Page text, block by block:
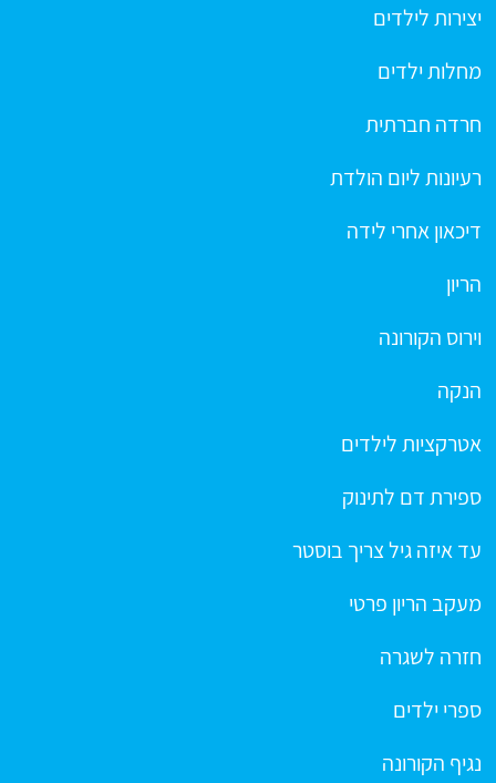
יצירות לילדים
מחלות ילדים
חרדה חברתית
רעיונות ליום הולדת
דיכאון אחרי לידה
הריון
וירוס הקורונה
הנקה
אטרקציות לילדים
ספירת דם לתינוק
עד איזה גיל צריך בוסטר
מעקב הריון פרטי
חזרה לשגרה
ספרי ילדים
נגיף הקורונה